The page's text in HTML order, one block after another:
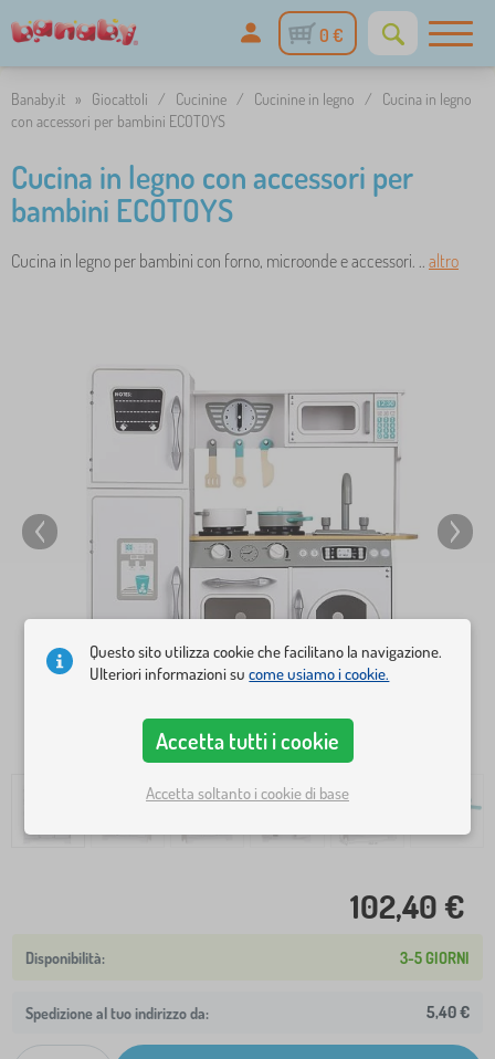
0 €
Banaby.it » Giocattoli / Cucinine / Cucinine in legno /
Cucina in legno
con accessori per bambini ECOTOYS
Cucina in legno con accessori per
bambini ECOTOYS
Cucina in legno per bambini con forno, microonde e accessori. .. altro
102,40 €
3-5 GIORNI
Spedizione al tuo indirizzo da: 5,40 €
Questo sito utilizza cookie che facilitano la navigazione.
Ulteriori informazioni sucome usiamo i cookie.
Accetta tutti i cookie
Accetta soltanto i cookie di base